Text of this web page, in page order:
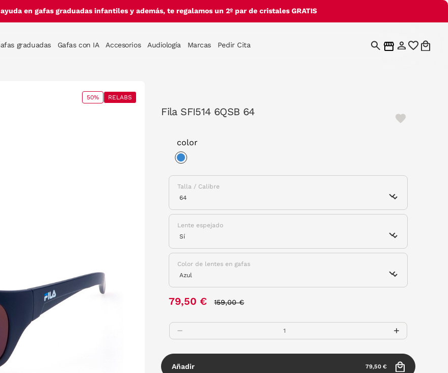
en gafas graduadas infantiles y además, te regalamos un 2º par de cristales GRATIS
graduadas Gafas con IA Accesorios Audiología Marcas Pedir Cita
50% RELABS
Fila SFI514 6QSB 64
color
Talla / Calibre
Lente espejado
Color de lentes en gafas
79,50 € 159,00 €
Añadir 79,50 €